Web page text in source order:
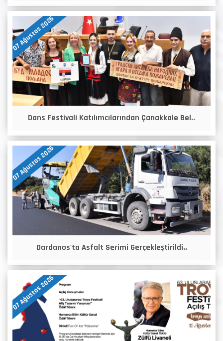
07 Ağustos 2026
Dans Festivali Katılımcılarından Çanakkale Bel..
07 Ağustos 2026
Dardanos'ta Asfalt Serimi Gerçekleştirildi..
07 Ağustos 2026